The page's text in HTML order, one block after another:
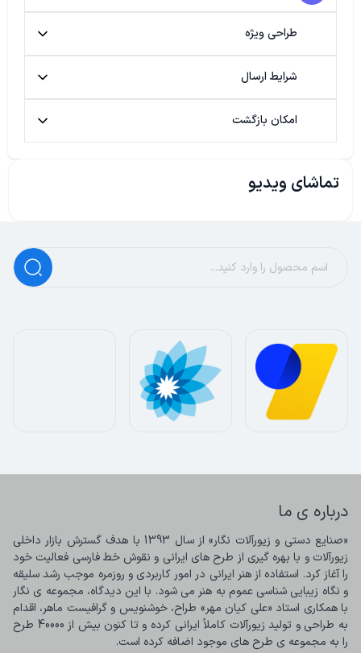
طراحی ویژه
شرایط ارسال
امکان بازگشت
تماشای ویدیو
درباره ی ما
را به مجموعه ی طرح های موجود اضافه کرده است.